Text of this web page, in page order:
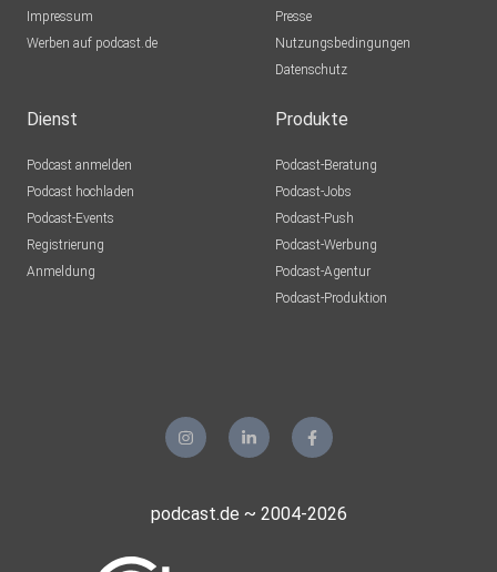
Impressum
Werben auf podcast.de
Presse
Nutzungsbedingungen
Datenschutz
Dienst
Podcast anmelden
Podcast hochladen
Podcast-Events
Registrierung
Anmeldung
Produkte
Podcast-Beratung
Podcast-Jobs
Podcast-Push
Podcast-Werbung
Podcast-Agentur
Podcast-Produktion
podcast.de ~ 2004-2026